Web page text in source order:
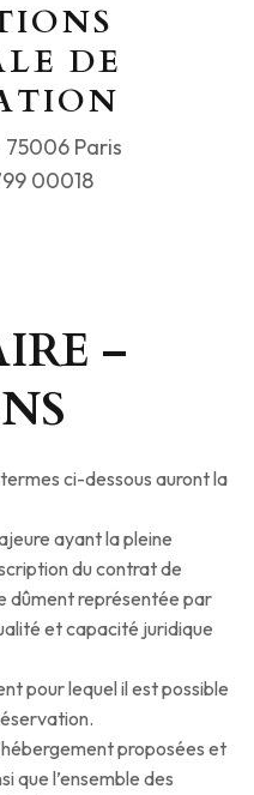
DE
75006 Paris
00018
–
ci-dessous auront la
ayant la pleine
du contrat de
dûment représentée par
et capacité juridique
pour lequel il est possible
proposées et
que l’ensemble des